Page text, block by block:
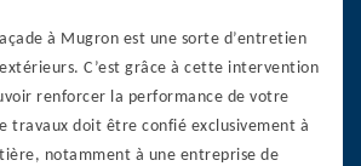
à Mugron est une sorte d’entretien
C’est grâce à cette intervention
renforcer la performance de votre
travaux doit être confié exclusivement à
notamment à une entreprise de